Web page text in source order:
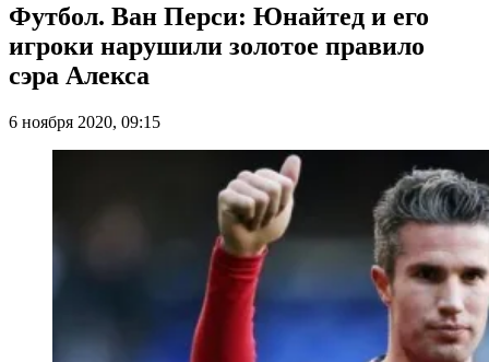
Футбол. Ван Перси: Юнайтед и его
игроки нарушили золотое правило
сэра Алекса
6 ноября 2020, 09:15